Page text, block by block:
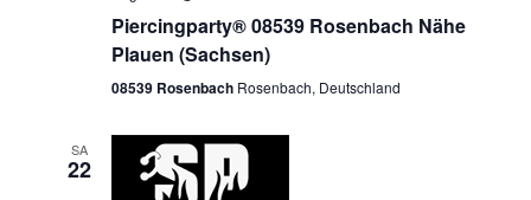
Piercingparty® 08539 Rosenbach Nähe
Plauen (Sachsen)
08539 Rosenbach Rosenbach, Deutschland
SA
22